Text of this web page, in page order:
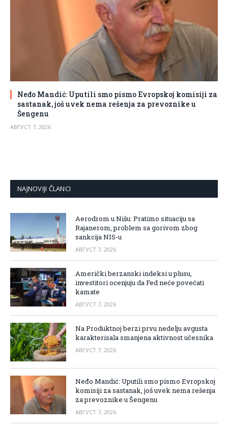
Neđo Mandić: Uputili smo pismo Evropskoj komisiji za
sastanak, još uvek nema rešenja za prevoznike u
Šengenu
АВГУСТ 7, 2026
NAJNOVIJI ČLANCI
Aerodrom u Nišu: Pratimo situaciju sa
Rajanerom, problem sa gorivom zbog
sankcija NIS-u
АВГУСТ 7, 2026
Američki berzanski indeksi u plusu,
investitori ocenjuju da Fed neće povećati
kamate
АВГУСТ 7, 2026
Na Produktnoj berzi prvu nedelju avgusta
karakterisala smanjena aktivnost učesnika
АВГУСТ 7, 2026
Neđo Mandić: Uputili smo pismo Evropskoj
komisiji za sastanak, još uvek nema rešenja
za prevoznike u Šengenu
АВГУСТ 7, 2026